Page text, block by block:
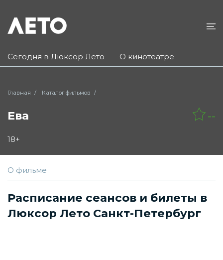
Сегодня в Люксор Лето О кинотеатре
Главная Каталог фильмов
Ева
18+
--
О фильме
Расписание сеансов и билеты в
Люксор Лето Санкт-Петербург